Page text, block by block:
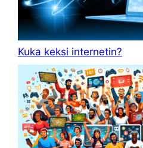
Kuka keksi internetin?